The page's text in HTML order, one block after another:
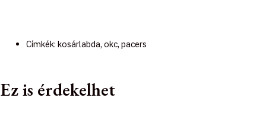
Címkék: kosárlabda, okc, pacers
Ez is érdekelhet